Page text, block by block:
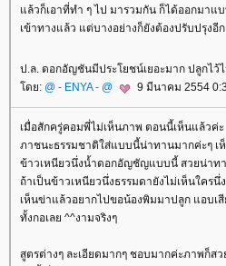
ล้วก็เอาที่ทำ ๆ ไป มารวมกัน ก็ได้ออกมาแบ
เข้าทางแล้ว แต่บางอย่างก็ยังต้องปรับปรุงอีก
ป.ล. ดอกอัญชันมีประโยชน์เยอะมาก ปลูกไว้ไ
ดย: @ - ENYA - @ 9 มีนาคม 2554
เมื่อสักครู่คอมพี่ไม่เห็นภาพ ตอนนี้เห็นแล้วค่ะ
ภาชนะธรรมชาติใส่แบบนี้น่าทานมากค่ะๆ เ
ข้าวเหนียวนึ่งน้ำดอกอัญชัญแบบนี้ สวยน่าท
ถ้าเป็นข้าวเหนียวนึ่งธรรมดายังไม่เห็นใครนึ่
เห็นข่าแล้วอยากไปขอน้องพิมมาปลูก แอบเ
ทั้งกอเลย ^^งามจริงๆ
สูตรต่างๆ ละเอียดมากๆ ชอบมากค่ะภาพก็สว